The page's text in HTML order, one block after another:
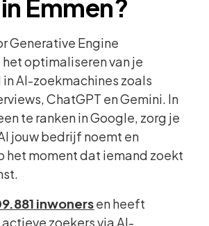
Emmen?
Generative Engine
optimaliseren van je
AI-zoekmachines zoals
ChatGPT en Gemini. In
te ranken in Google, zorg je
jouw bedrijf noemt en
het moment dat iemand zoekt
inwonersen heeft
zoekers via AI-